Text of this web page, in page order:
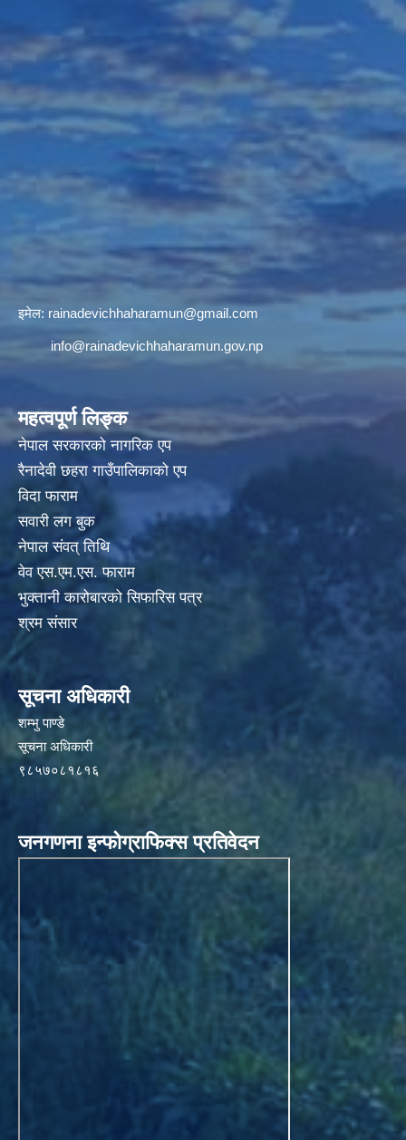
इमेल: rainadevichhaharamun@gmail.com
info@rainadevichhaharamun.gov.np
महत्वपूर्ण लिङ्क
नेपाल सरकारको नागरिक एप
रैनादेवी छहरा गाउँपालिकाको एप
विदा फाराम
सवारी लग बुक
नेपाल संवत् तिथि
वेव एस.एम.एस. फाराम
भुक्तानी कारोबारको सिफारिस पत्र
श्रम संसार
सूचना अधिकारी
शम्भु पाण्डे
सूचना अधिकारी
९८५७०८१८१६
जनगणना इन्फोग्राफिक्स प्रतिवेदन